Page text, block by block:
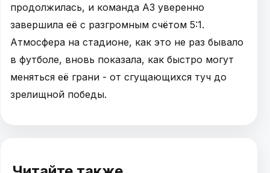
продолжилась, и команда АЗ уверенно
завершила её с разгромным счётом 5:1.
Атмосфера на стадионе, как это не раз бывало
в футболе, вновь показала, как быстро могут
меняться её грани - от сгущающихся туч до
зрелищной победы.